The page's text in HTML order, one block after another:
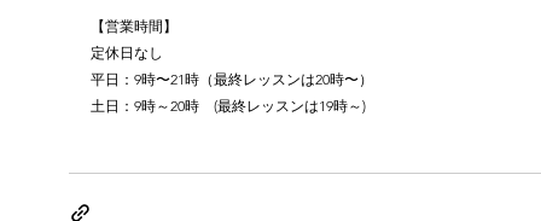
【営業時間】
定休日なし
平日：9時〜21時（最終レッスンは20時〜）
土日：9時～20時　(最終レッスンは19時～)